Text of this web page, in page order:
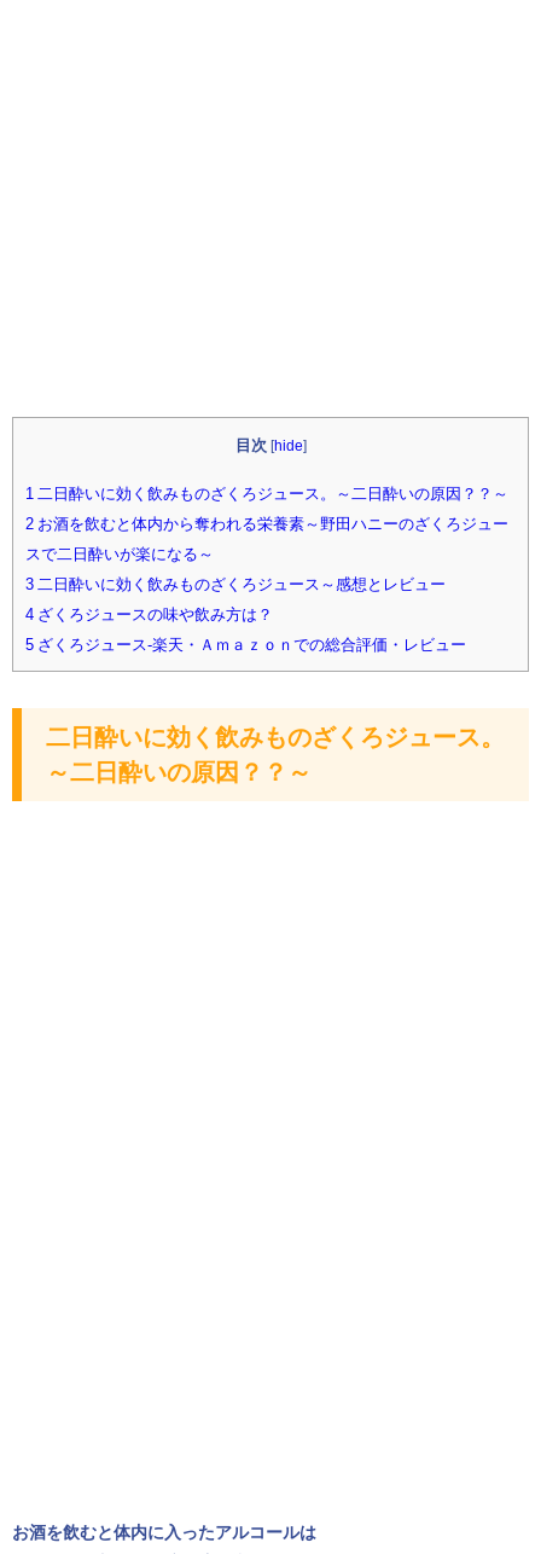
目次 hide
1 二日酔いに効く飲みものざくろジュース。～二日酔いの原因？？～
2 お酒を飲むと体内から奪われる栄養素～野田ハニーのざくろジュー
スで二日酔いが楽になる～
3 二日酔いに効く飲みものざくろジュース～感想とレビュー
4 ざくろジュースの味や飲み方は？
5 ざくろジュース-楽天・Ａｍａｚｏｎでの総合評価・レビュー
二日酔いに効く飲みものざくろジュース。
～二日酔いの原因？？～
お酒を飲むと体内に入ったアルコールは